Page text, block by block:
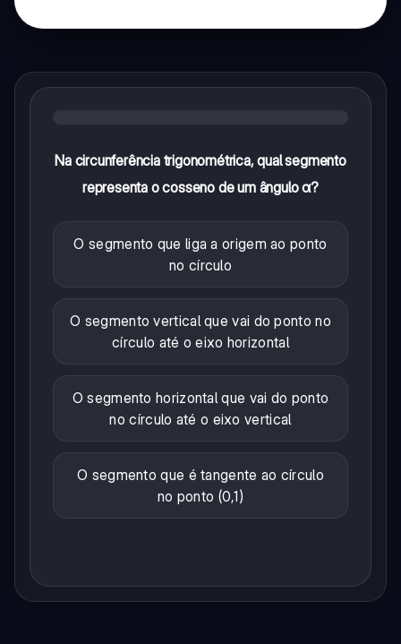
Na circunferência trigonométrica, qual segmento
representa o cosseno de um ângulo α?
O segmento que liga a origem ao ponto
no círculo
O segmento vertical que vai do ponto no
círculo até o eixo horizontal
O segmento horizontal que vai do ponto
no círculo até o eixo vertical
O segmento que é tangente ao círculo
no ponto (0,1)